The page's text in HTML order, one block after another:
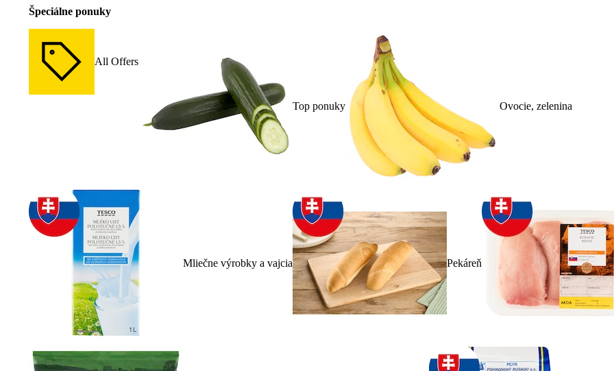
Špeciálne ponuky
All Offers
Top ponuky Ovocie, zelenina
Mliečne výrobky a vajcia Pekáreň